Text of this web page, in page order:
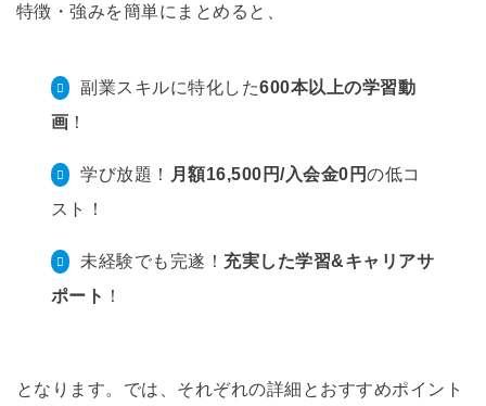
特徴・強みを簡単にまとめると、
副業スキルに特化した600本以上の学習動
画 ！
学び放題！ 月額16,500円/入会金0円の低コ
スト！
未経験でも完遂！ 充実した学習&キャリアサ
ポート ！
となります。では、それぞれの詳細とおすすめポイント